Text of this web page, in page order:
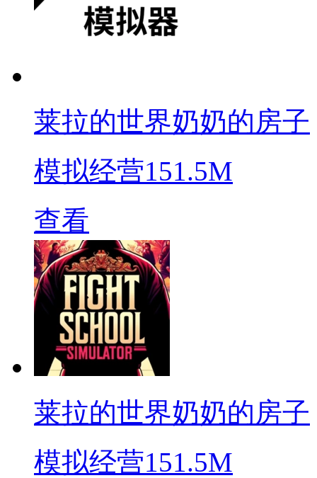
莱拉的世界奶奶的房子
模拟经营151.5M
查看
莱拉的世界奶奶的房子
模拟经营151.5M